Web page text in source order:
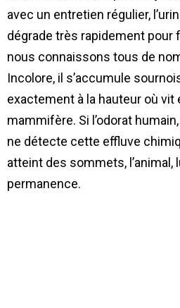
avec un entretien régulier,
dégrade très rapidement pour
nous connaissons tous de
Incolore, il s’accumule
exactement à la hauteur où
mammifère. Si l’odorat
ne détecte cette effluve
atteint des sommets, l’animal,
permanence.